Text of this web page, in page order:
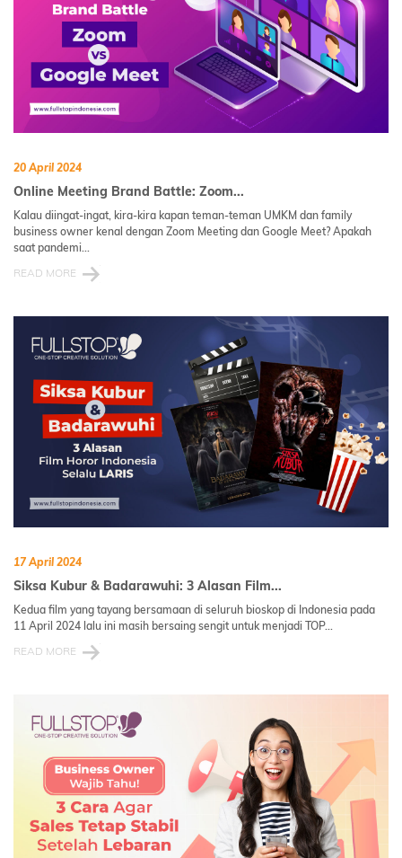
20 April 2024
Online Meeting Brand Battle: Zoom...
Kalau diingat-ingat, kira-kira kapan teman-teman UMKM dan family
business owner kenal dengan Zoom Meeting dan Google Meet? Apakah
saat pandemi...
READ MORE
17 April 2024
Siksa Kubur & Badarawuhi: 3 Alasan Film...
Kedua film yang tayang bersamaan di seluruh bioskop di Indonesia pada
11 April 2024 lalu ini masih bersaing sengit untuk menjadi TOP...
READ MORE